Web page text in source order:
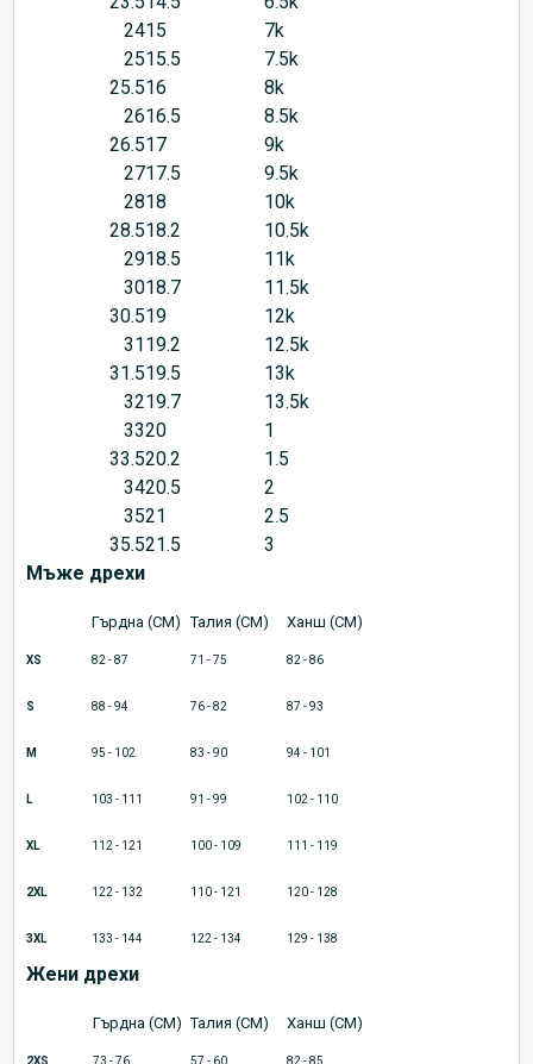
2415
7k
2515.5
7.5k
25.516
8k
2616.5
8.5k
26.517
9k
2717.5
9.5k
2818
10k
28.518.2
10.5k
2918.5
11k
3018.7
11.5k
30.519
12k
3119.2
12.5k
31.519.5
13k
3219.7
13.5k
3320
1
33.520.2
1.5
3420.5
2
3521
2.5
35.521.5
3
Мъже дрехи
Гърдна (CM) Талия (CM) Ханш (CM)
XS 82 - 87 71 - 75 82 - 86
S 88 - 94 76 - 82 87 - 93
M 95 - 102 83 - 90 94 - 101
L 103 - 111 91 - 99 102 - 110
XL 112 - 121 100 - 109 111 - 119
2XL 122 - 132 110 - 121 120 - 128
3XL 133 - 144 122 - 134 129 - 138
Жени дрехи
Гърдна (CM) Талия (CM) Ханш (CM)
2XS 73 - 76 57 - 60 82 - 85